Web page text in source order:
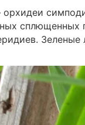
сплющенных
Зеленые